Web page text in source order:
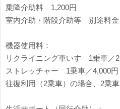
乗降介助料 1,200円
室内介助・階段介助等 別途料
機器使用料：
リクライニング車いす 1乗車／
ストレッチャー 1乗車／4,000円
往復利用（2乗車）の場合、2乗